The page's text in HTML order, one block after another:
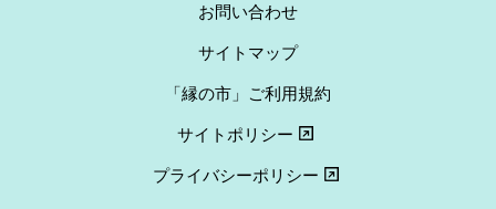
お問い合わせ
サイトマップ
「縁の市」ご利用規約
サイトポリシー
プライバシーポリシー